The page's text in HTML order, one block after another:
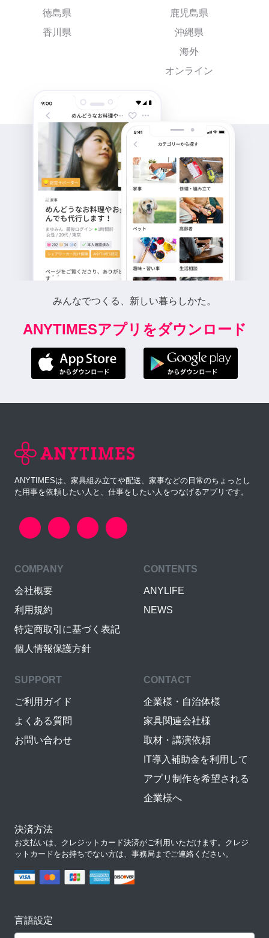
徳島県
香川県
鹿児島県
沖縄県
海外
オンライン
みんなでつくる、新しい暮らしかた。
ANYTIMESアプリをダウンロード
ANYTIMESは、家具組み立てや配送、家事などの日常のちょっとし
た用事を依頼したい人と、仕事をしたい人をつなげるアプリです。
COMPANY
会社概要
利用規約
特定商取引に基づく表記
個人情報保護方針
CONTENTS
ANYLIFE
NEWS
SUPPORT
ご利用ガイド
よくある質問
お問い合わせ
CONTACT
企業様・自治体様
家具関連会社様
取材・講演依頼
IT導入補助金を利用して
アプリ制作を希望される
企業様へ
決済方法
お支払いは、クレジットカード決済がご利用いただけます。クレジ
ットカードをお持ちでない方は、事務局までご連絡ください。
言語設定